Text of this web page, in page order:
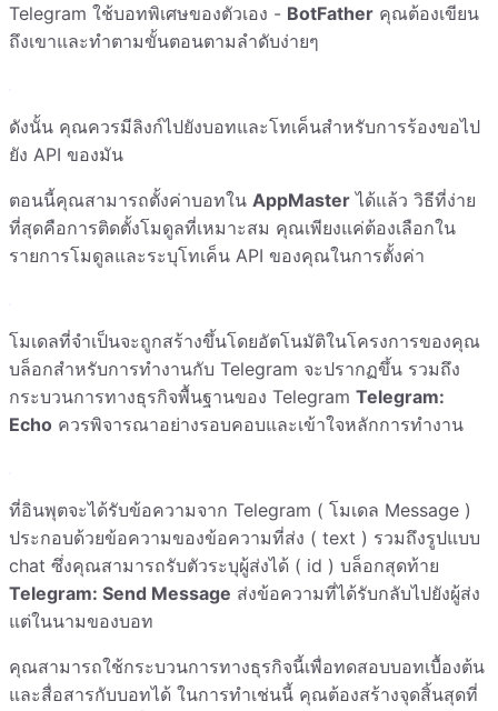
Telegram ใช้บอทพิเศษของตัวเอง - BotFather คุณต้องเขียน
ถึงเขาและทำตามขั้นตอนตามลำดับง่ายๆ
ดังนั้น คุณควรมีลิงก์ไปยังบอทและโทเค็นสำหรับการร้องขอไป
ยัง API ของมัน
ตอนนี้คุณสามารถตั้งค่าบอทใน AppMaster ได้แล้ว วิธีที่ง่าย
ที่สุดคือการติดตั้งโมดูลที่เหมาะสม คุณเพียงแค่ต้องเลือกใน
รายการโมดูลและระบุโทเค็น API ของคุณในการตั้งค่า
โมเดลที่จำเป็นจะถูกสร้างขึ้นโดยอัตโนมัติในโครงการของคุณ
บล็อกสำหรับการทำงานกับ Telegram จะปรากฏขึ้น รวมถึง
กระบวนการทางธุรกิจพื้นฐานของ Telegram Telegram:
Echo ควรพิจารณาอย่างรอบคอบและเข้าใจหลักการทำงาน
ที่อินพุตจะได้รับข้อความจาก Telegram ( โมเดล Message )
ประกอบด้วยข้อความของข้อความที่ส่ง ( text ) รวมถึงรูปแบบ
chat ซึ่งคุณสามารถรับตัวระบุผู้ส่งได้ ( id ) บล็อกสุดท้าย
Telegram: Send Message ส่งข้อความที่ได้รับกลับไปยังผู้ส่ง
แต่ในนามของบอท
คุณสามารถใช้กระบวนการทางธุรกิจนี้เพื่อทดสอบบอทเบื้องต้น
และสื่อสารกับบอทได้ ในการทำเช่นนี้ คุณต้องสร้างจุดสิ้นสุดที่